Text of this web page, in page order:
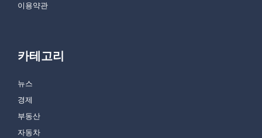
이용약관
카테고리
뉴스
경제
부동산
자동차